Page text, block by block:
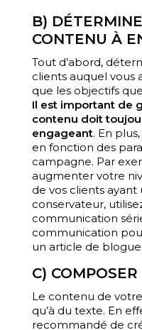
B)
CONTENU À
Tout d’abord,
clients auquel vous
que les objectifs
Il est important de
contenu doit
engageant. En
en fonction des
campagne. Par
augmenter votre
de vos clients ayant
conservateur,
communication
communication
un article de
C)
Le contenu de
qu’à du texte. En
recommandé de